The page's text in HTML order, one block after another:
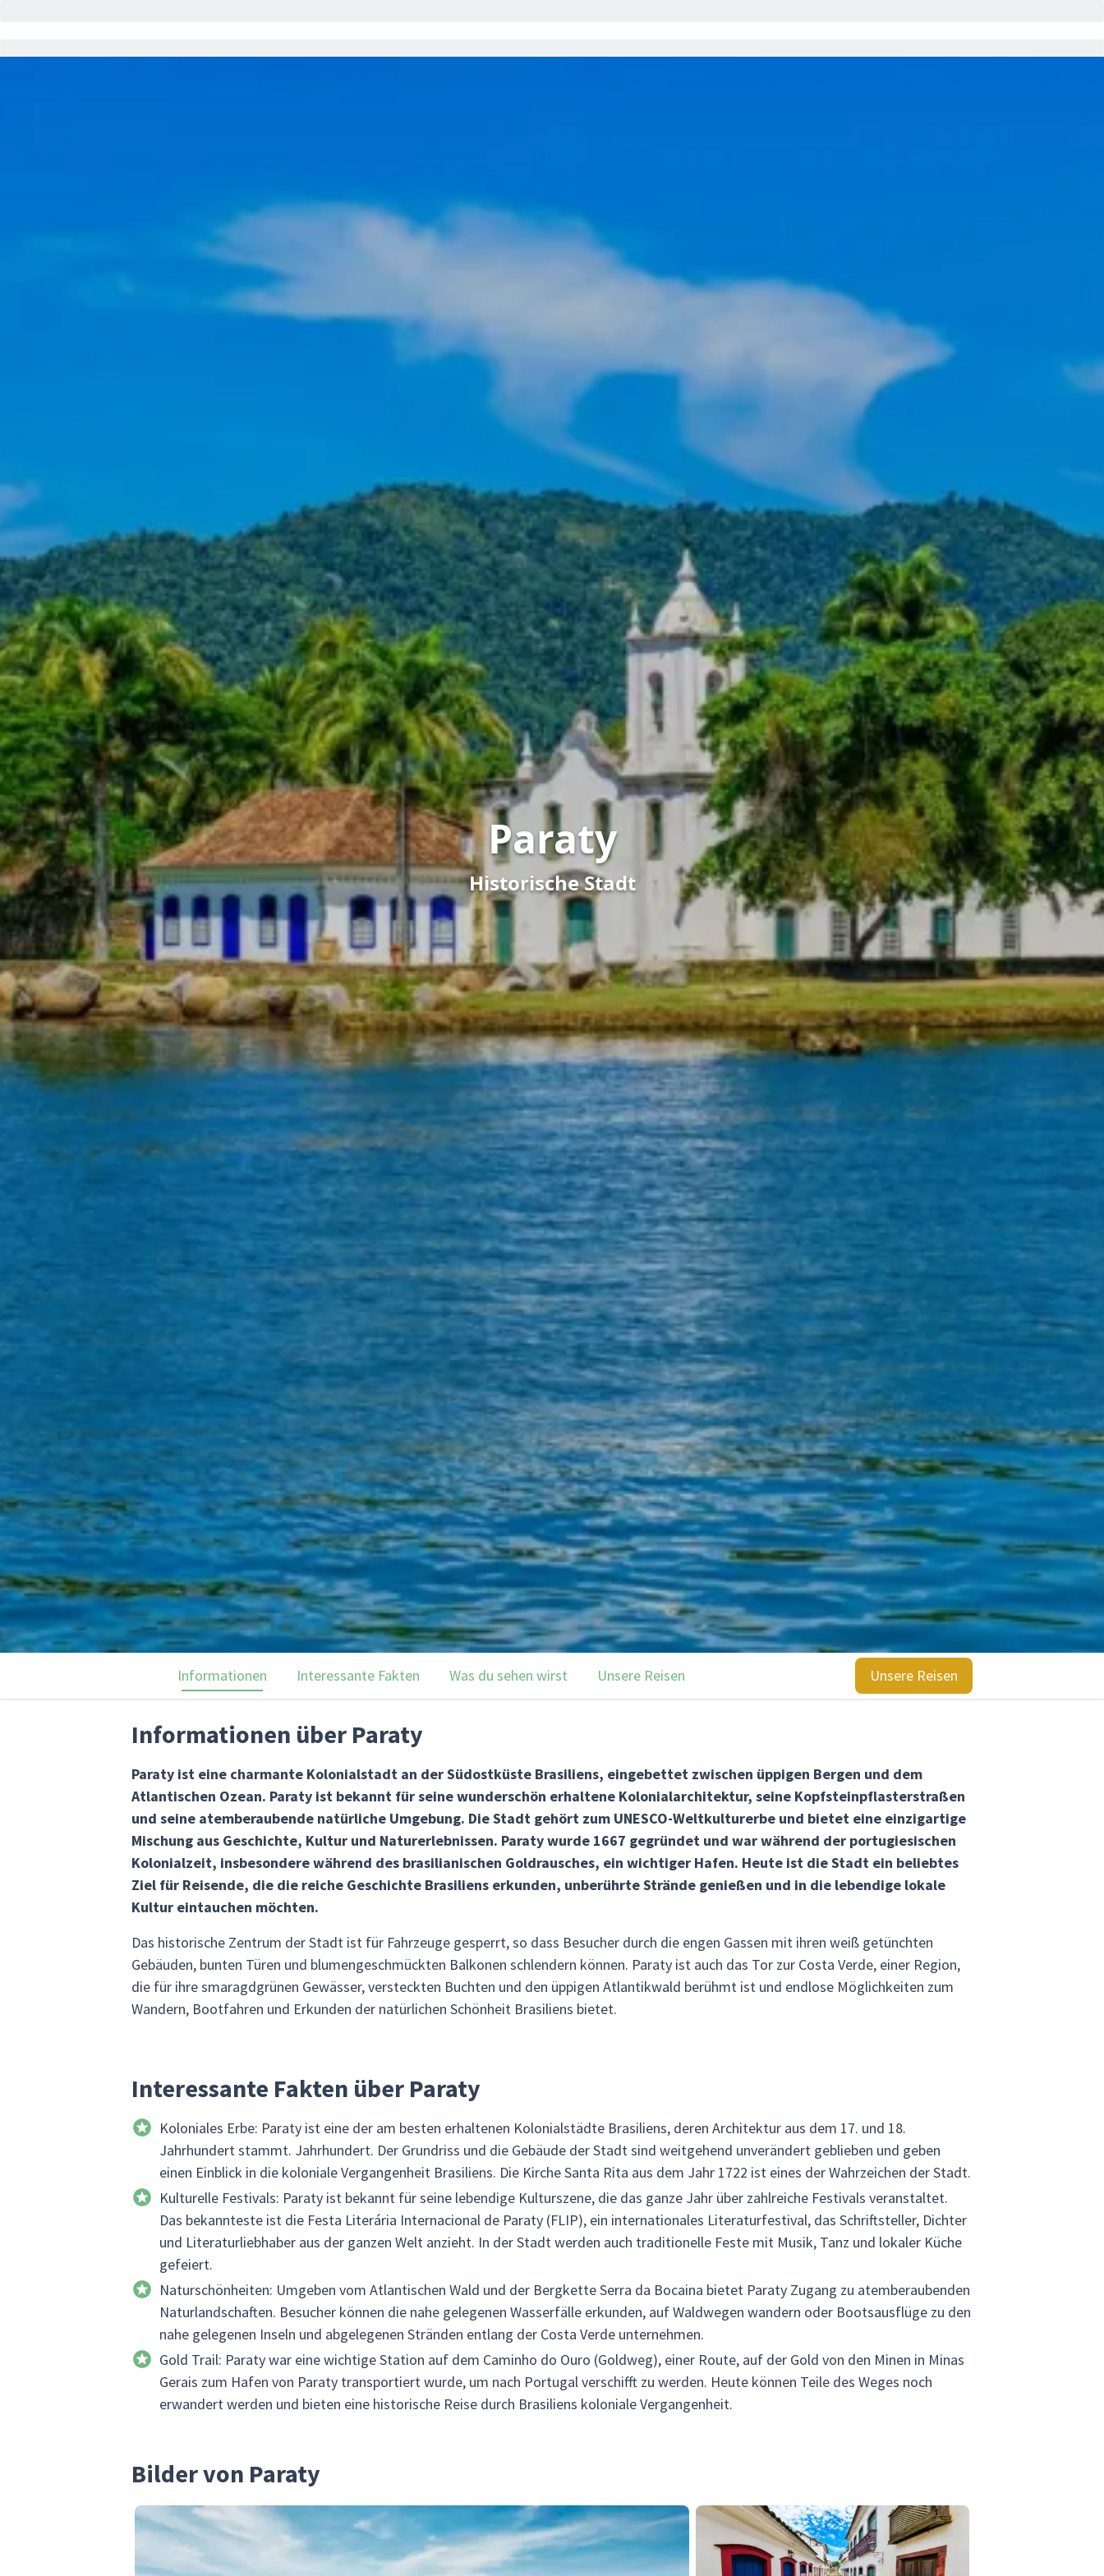
Paraty
Historische Stadt
Informationen Interessante Fakten Was du sehen wirst Unsere Reisen Unsere Reisen
Informationen über Paraty
Paraty ist eine charmante Kolonialstadt an der Südostküste Brasiliens, eingebettet zwischen üppigen Bergen und dem
Atlantischen Ozean. Paraty ist bekannt für seine wunderschön erhaltene Kolonialarchitektur, seine Kopfsteinpflasterstraßen
und seine atemberaubende natürliche Umgebung. Die Stadt gehört zum UNESCO-Weltkulturerbe und bietet eine einzigartige
Mischung aus Geschichte, Kultur und Naturerlebnissen. Paraty wurde 1667 gegründet und war während der portugiesischen
Kolonialzeit, insbesondere während des brasilianischen Goldrausches, ein wichtiger Hafen. Heute ist die Stadt ein beliebtes
Ziel für Reisende, die die reiche Geschichte Brasiliens erkunden, unberührte Strände genießen und in die lebendige lokale
Kultur eintauchen möchten.
Das historische Zentrum der Stadt ist für Fahrzeuge gesperrt, so dass Besucher durch die engen Gassen mit ihren weiß getünchten
Gebäuden, bunten Türen und blumengeschmückten Balkonen schlendern können. Paraty ist auch das Tor zur Costa Verde, einer Region,
die für ihre smaragdgrünen Gewässer, versteckten Buchten und den üppigen Atlantikwald berühmt ist und endlose Möglichkeiten zum
Wandern, Bootfahren und Erkunden der natürlichen Schönheit Brasiliens bietet.
Interessante Fakten über Paraty
Koloniales Erbe: Paraty ist eine der am besten erhaltenen Kolonialstädte Brasiliens, deren Architektur aus dem 17. und 18.
Jahrhundert stammt. Jahrhundert. Der Grundriss und die Gebäude der Stadt sind weitgehend unverändert geblieben und geben
einen Einblick in die koloniale Vergangenheit Brasiliens. Die Kirche Santa Rita aus dem Jahr 1722 ist eines der Wahrzeichen der Stadt.
Kulturelle Festivals: Paraty ist bekannt für seine lebendige Kulturszene, die das ganze Jahr über zahlreiche Festivals veranstaltet.
Das bekannteste ist die Festa Literária Internacional de Paraty (FLIP), ein internationales Literaturfestival, das Schriftsteller, Dichter
und Literaturliebhaber aus der ganzen Welt anzieht. In der Stadt werden auch traditionelle Feste mit Musik, Tanz und lokaler Küche
gefeiert.
Naturschönheiten: Umgeben vom Atlantischen Wald und der Bergkette Serra da Bocaina bietet Paraty Zugang zu atemberaubenden
Naturlandschaften. Besucher können die nahe gelegenen Wasserfälle erkunden, auf Waldwegen wandern oder Bootsausflüge zu den
nahe gelegenen Inseln und abgelegenen Stränden entlang der Costa Verde unternehmen.
Gold Trail: Paraty war eine wichtige Station auf dem Caminho do Ouro (Goldweg), einer Route, auf der Gold von den Minen in Minas
Gerais zum Hafen von Paraty transportiert wurde, um nach Portugal verschifft zu werden. Heute können Teile des Weges noch
erwandert werden und bieten eine historische Reise durch Brasiliens koloniale Vergangenheit.
Bilder von Paraty